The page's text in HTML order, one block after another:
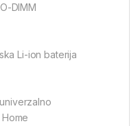
DIMM
Li-ion baterija